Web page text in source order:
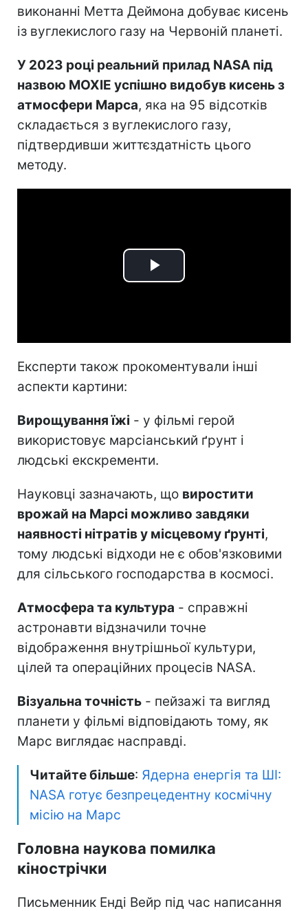
виконанні Метта Деймона добуває кисень
із вуглекислого газу на Червоній планеті.
У 2023 році реальний прилад NASA під
назвою MOXIE успішно видобув кисень з
атмосфери Марса, яка на 95 відсотків
складається з вуглекислого газу,
підтвердивши життєздатність цього
методу.
Play
Експерти також прокоментували інші
аспекти картини:
Вирощування їжі - у фільмі герой
використовує марсіанський ґрунт і
людські екскременти.
Науковці зазначають, що виростити
врожай на Марсі можливо завдяки
наявності нітратів у місцевому ґрунті,
тому людські відходи не є обов'язковими
для сільського господарства в космосі.
Атмосфера та культура - справжні
астронавти відзначили точне
відображення внутрішньої культури,
цілей та операційних процесів NASA.
Візуальна точність - пейзажі та вигляд
планети у фільмі відповідають тому, як
Марс виглядає насправді.
Читайте більше: Ядерна енергія та ШІ:
NASA готує безпрецедентну космічну
місію на Марс
Головна наукова помилка
кінострічки
Письменник Енді Вейр під час написання